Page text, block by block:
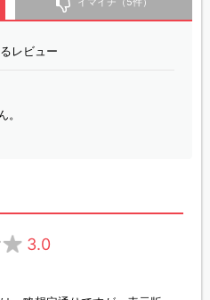
レビュー
。
3.0